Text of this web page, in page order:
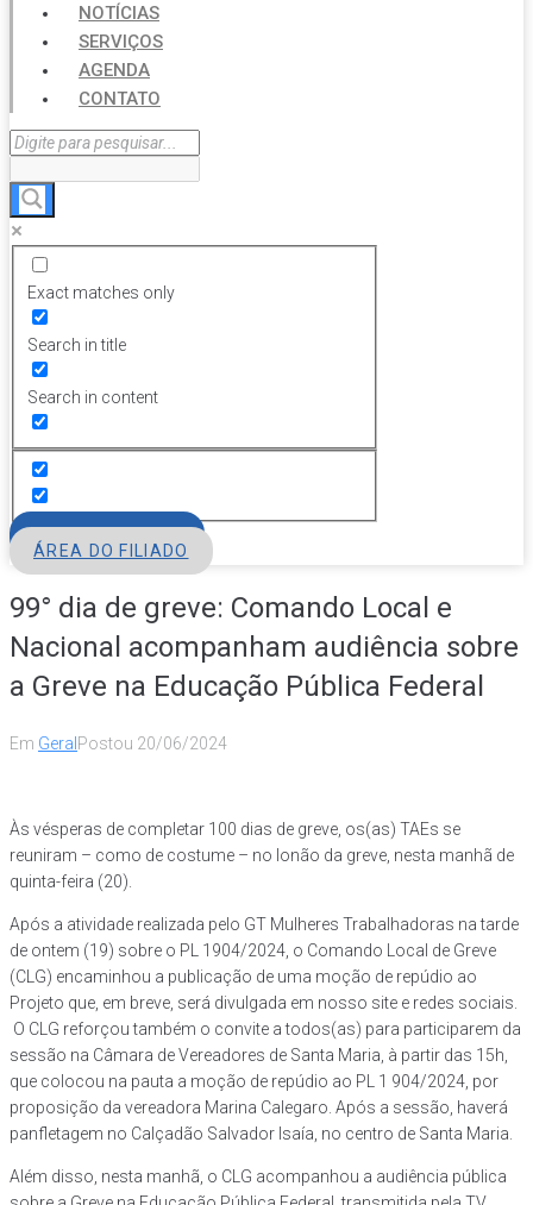
NOTÍCIAS
SERVIÇOS
AGENDA
CONTATO
Exact matches only
Search in title
Search in content
ÁREA DO FILIADO
99° dia de greve: Comando Local e
Nacional acompanham audiência sobre
a Greve na Educação Pública Federal
Em Geral Postou 20/06/2024
Às vésperas de completar 100 dias de greve, os(as) TAEs se
reuniram – como de costume – no lonão da greve, nesta manhã de
quinta-feira (20).
Após a atividade realizada pelo GT Mulheres Trabalhadoras na tarde
de ontem (19) sobre o PL 1904/2024, o Comando Local de Greve
(CLG) encaminhou a publicação de uma moção de repúdio ao
Projeto que, em breve, será divulgada em nosso site e redes sociais.
O CLG reforçou também o convite a todos(as) para participarem da
sessão na Câmara de Vereadores de Santa Maria, à partir das 15h,
que colocou na pauta a moção de repúdio ao PL 1 904/2024, por
proposição da vereadora Marina Calegaro. Após a sessão, haverá
panfletagem no Calçadão Salvador Isaía, no centro de Santa Maria.
Além disso, nesta manhã, o CLG acompanhou a audiência pública